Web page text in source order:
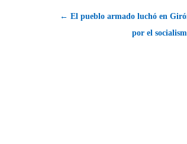
← El pueblo armado luchó en
por el